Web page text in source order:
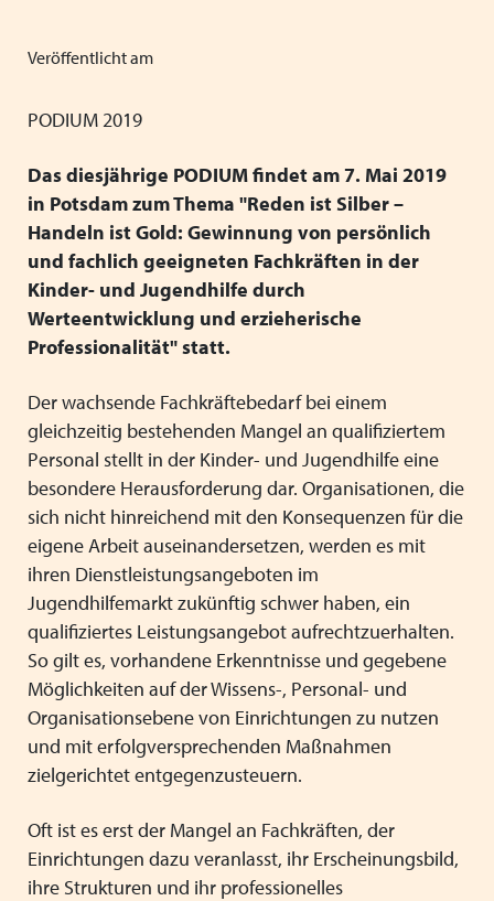
Grundsätze der Arbeit
Links
Schließen
VPK-Zeitschrift „Blickpunkt Jugendhilfe“
VPK-Podcast
Schließen
Finden Sie bundesweit passende
Plätze für Kinder und Jugendliche in
den VPK-Mitgliedseinrichtungen:
www.vpk-einrichtungen.de
zum Portal
Schließen
Veröffentlicht am
PODIUM 2019
Das diesjährige PODIUM findet am 7. Mai 2019
in Potsdam zum Thema "Reden ist Silber–
Handeln ist Gold: Gewinnung von persönlich
und fachlich geeigneten Fachkräften in der
Kinder- und Jugendhilfe durch
Werteentwicklung und erzieherische
Professionalität" statt.
Der wachsende Fachkräftebedarf bei einem
gleichzeitig bestehenden Mangel an qualifiziertem
Personal stellt in der Kinder- und Jugendhilfe eine
besondere Herausforderung dar. Organisationen, die
sich nicht hinreichend mit den Konsequenzen für die
eigene Arbeit auseinandersetzen, werden es mit
ihren Dienstleistungsangeboten im
Jugendhilfemarkt zukünftig schwer haben, ein
qualifiziertes Leistungsangebot aufrechtzuerhalten.
So gilt es, vorhandene Erkenntnisse und gegebene
Möglichkeiten auf der Wissens-, Personal- und
Organisationsebene von Einrichtungen zu nutzen
und mit erfolgversprechenden Maßnahmen
zielgerichtet entgegenzusteuern.
Oft ist es erst der Mangel an Fachkräften, der
Einrichtungen dazu veranlasst, ihr Erscheinungsbild,
ihre Strukturen und ihr professionelles